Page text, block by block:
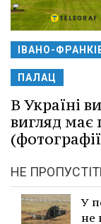
ІВАНО-
ПАЛАЦ
В Україні
вигляд має
НЕ
У
не